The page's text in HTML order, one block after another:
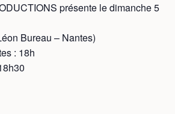
présente le dimanche 5
Bureau – Nantes)
: 18h